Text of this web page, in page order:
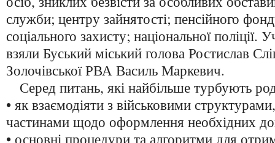
служби; центру зайнятості; пенсійного
соціального захисту; національної поліції.
взяли Буський міський голова Ростислав
Золочівської РВА Василь Маркевич.
Серед питань, які найбільше турбують
• як взаємодіяти з військовими
частинами щодо оформлення необхідних
• основні процедури та алгоритми для